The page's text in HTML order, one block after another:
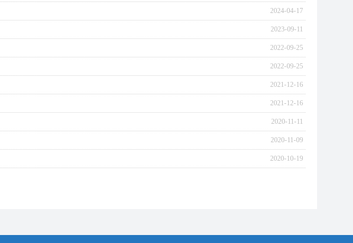
2024-04-17
2023-09-11
2022-09-25
2022-09-25
2021-12-16
2021-12-16
2020-11-11
2020-11-09
2020-10-19